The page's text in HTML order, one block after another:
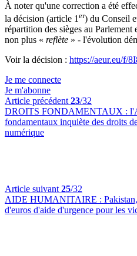
À noter qu'une correction a été
la décision (article 1 er) du Conseil
répartition des sièges au Parlement
non plus « reflète » - l'évolution
Voir la décision : https://aeur.eu/f/
Je me connecte
Je m'abonne
Article précédent 23/32
DROITS FONDAMENTAUX :
fondamentaux inquiète des droits
numérique
Article suivant 25/32
AIDE HUMANITAIRE :
d'euros d'aide d'urgence pour les